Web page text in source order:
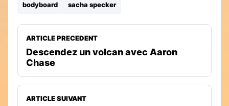
bodyboard sacha specker
ARTICLE PRECEDENT
Descendez un volcan avec Aaron
Chase
ARTICLE SUIVANT